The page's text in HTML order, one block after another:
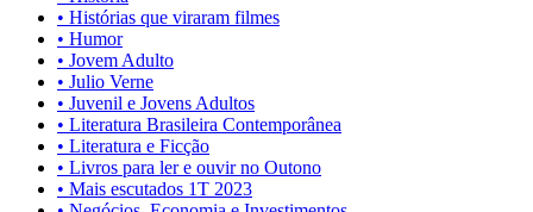
• Histórias que viraram filmes
• Humor
• Jovem Adulto
• Julio Verne
• Juvenil e Jovens Adultos
• Literatura Brasileira Contemporânea
• Literatura e Ficção
• Livros para ler e ouvir no Outono
• Mais escutados 1T 2023